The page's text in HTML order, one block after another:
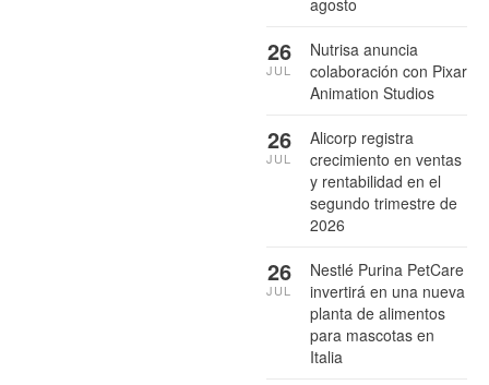
Nutrisa anuncia
colaboración con Pixar
Animation Studios
26
JUL
Alicorp registra
crecimiento en ventas
y rentabilidad en el
segundo trimestre de
2026
26
JUL
Nestlé Purina PetCare
invertirá en una nueva
planta de alimentos
para mascotas en
Italia
26
JUL